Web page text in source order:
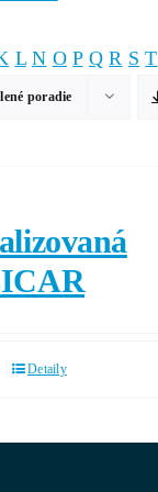
L N O P Q R S T
poradie
Detaily